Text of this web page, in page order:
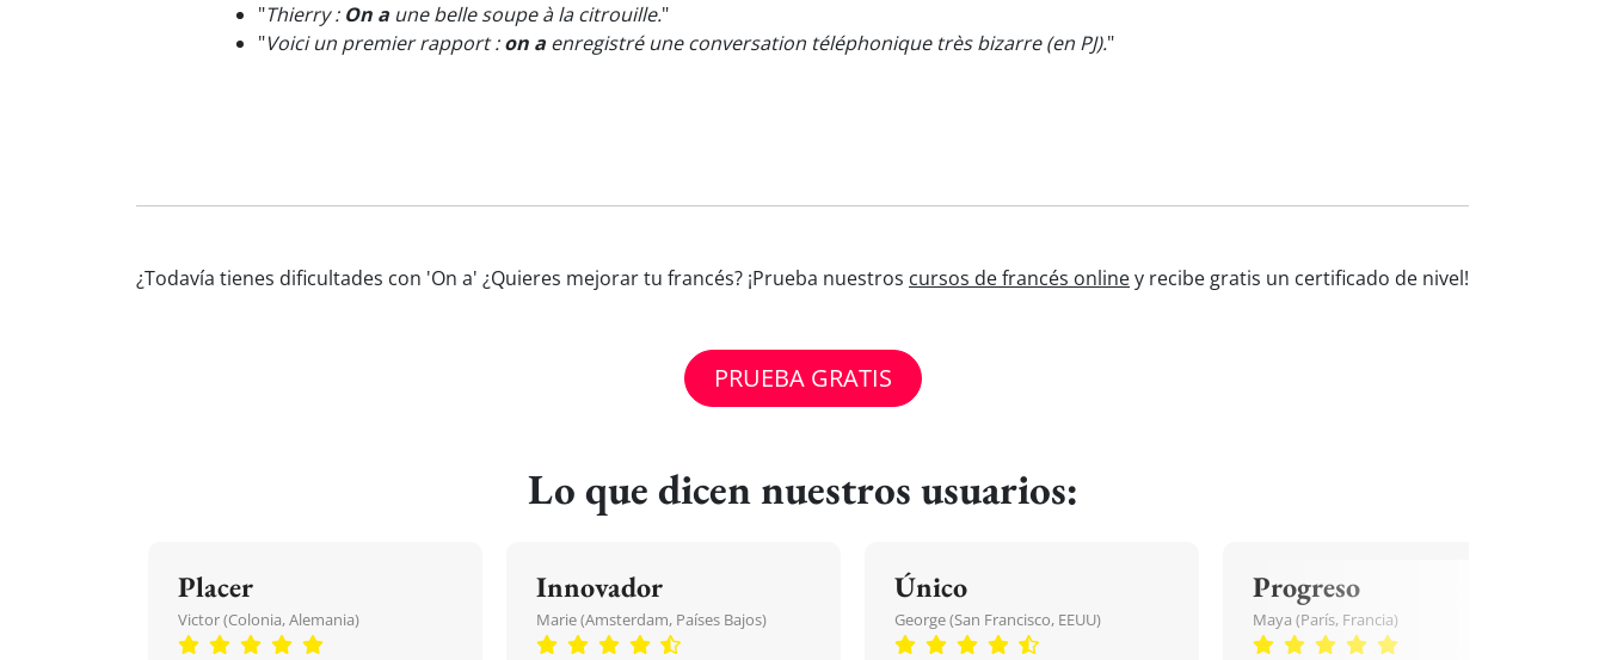
"Thierry : On a une belle soupe à la citrouille."
"Voici un premier rapport :on a enregistré une conversation téléphonique très bizarre (en PJ)."
¿Todavía tienes dificultades con 'On a' ¿Quieres mejorar tu francés? ¡Prueba nuestros cursos de francés onliney recibe gratis un certificado de nivel!
PRUEBA GRATIS
Lo que dicen nuestros usuarios:
Placer
Victor (Colonia, Alemania)
Innovador
Marie (Amsterdam, Países Bajos)
Único
George (San Francisco, EEUU)
Progreso
Maya (París, Francia)